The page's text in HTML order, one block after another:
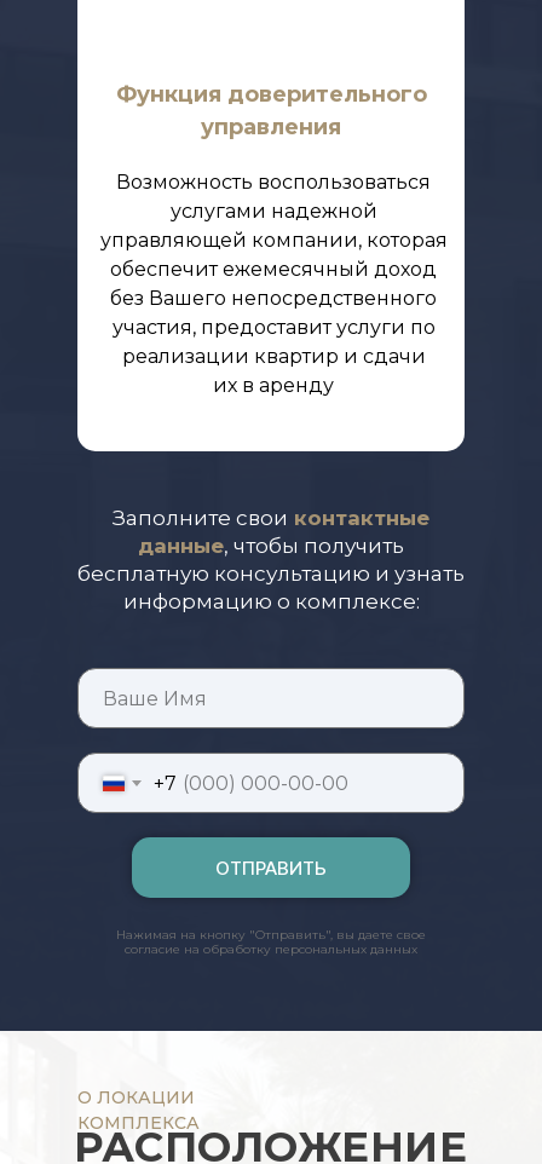
Заполните свои контактные
данные, чтобы получить
бесплатную консультацию и узнать
информацию о комплексе:
Нажимая на кнопку "Отправить", вы даете свое
согласие на обработку персональных данных
+7
ОТПРАВИТЬ
Функция доверительного
управления
Возможность воспользоваться
услугами надежной
управляющей компании, которая
обеспечит ежемесячный доход
без Вашего непосредственного
участия, предоставит услуги по
реализации квартир и сдачи
их в аренду
РАСПОЛОЖЕНИЕ
О ЛОКАЦИИ
КОМПЛЕКСА